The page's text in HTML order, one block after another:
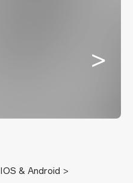
IOS & Android >